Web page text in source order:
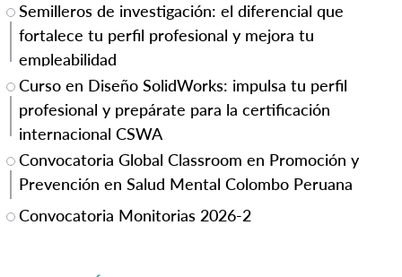
Semilleros de investigación: el diferencial que
fortalece tu perfil profesional y mejora tu
empleabilidad
Curso en Diseño SolidWorks: impulsa tu perfil
profesional y prepárate para la certificación
internacional CSWA
Convocatoria Global Classroom en Promoción y
Prevención en Salud Mental Colombo Peruana
Convocatoria Monitorias 2026-2